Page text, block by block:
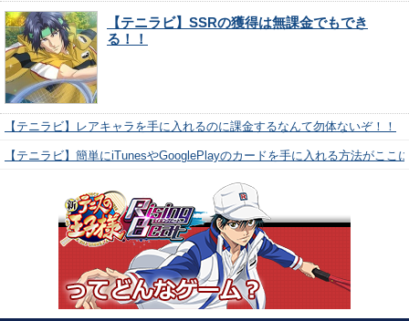
【テニラビ】SSRの獲得は無課金でもでき
る！！
【テニラビ】レアキャラを手に入れるのに課金するなんて勿体ないぞ！！
【テニラビ】簡単にiTunesやGooglePlayのカードを手に入れる方法がここ